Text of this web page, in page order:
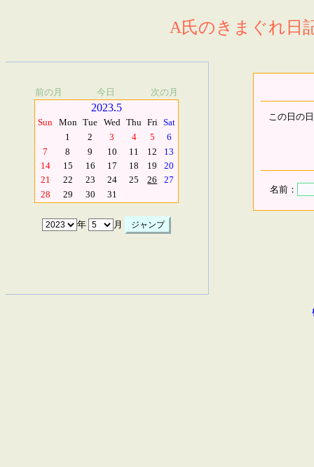
A氏のきまぐれ日
前の月 今日 次の月
2023.5
Sun Mon Tue Wed Thu Fri Sat
1
2 3 4 5
6
7
8 9 10 11 12
13
14
15 16 17 18 19
20
21
22 23 24 25 26
27
28
29 30 31
年 月
この日の
名前：